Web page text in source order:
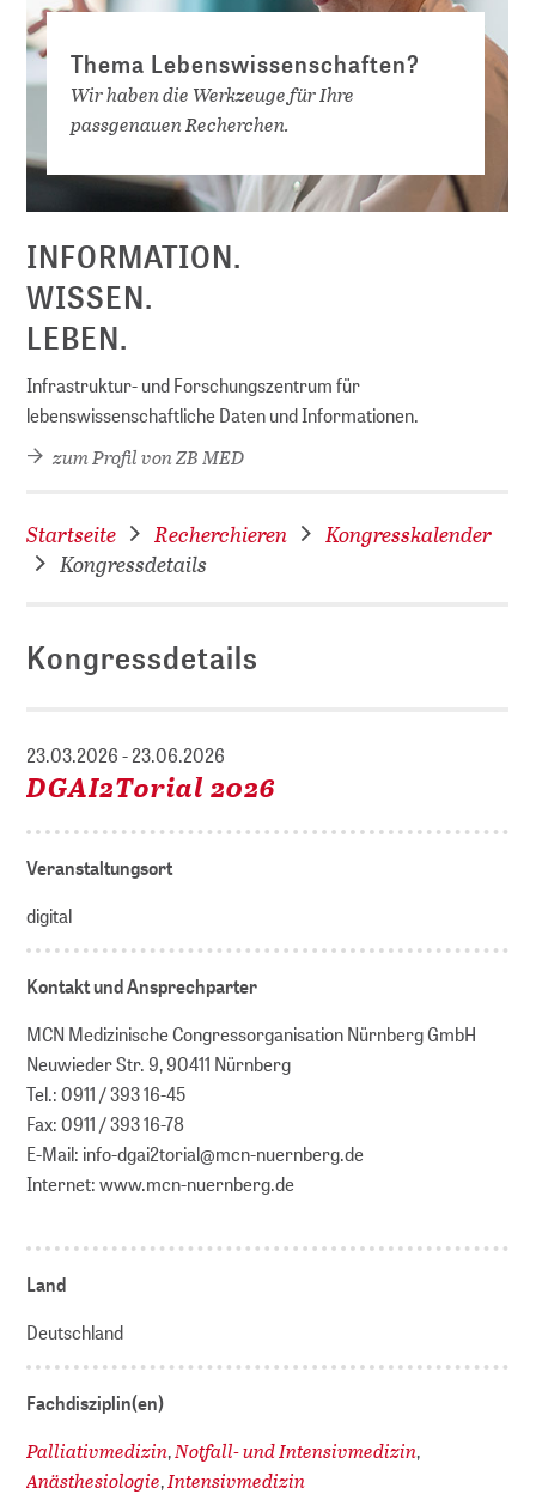
Thema Lebenswissenschaften?
Wir haben die Werkzeuge für Ihre
passgenauen Recherchen.
INFORMATION.
WISSEN.
LEBEN.
Infrastruktur- und Forschungszentrum für
lebenswissenschaftliche Daten und Informationen.
zum Profil von ZB MED
Startseite Recherchieren
Kongresskalender
Kongressdetails
Kongressdetails
23.03.2026 - 23.06.2026
DGAI2Torial 2026
Veranstaltungsort
digital
Kontakt und Ansprechparter
MCN Medizinische Congressorganisation Nürnberg GmbH
Neuwieder Str. 9, 90411 Nürnberg
Tel.: 0911 / 393 16-45
Fax: 0911 / 393 16-78
E-Mail: info-dgai2torial@mcn-nuernberg.de
Internet: www.mcn-nuernberg.de
Land
Deutschland
Fachdisziplin(en)
Palliativmedizin,Notfall- und Intensivmedizin,
Anästhesiologie,Intensivmedizin